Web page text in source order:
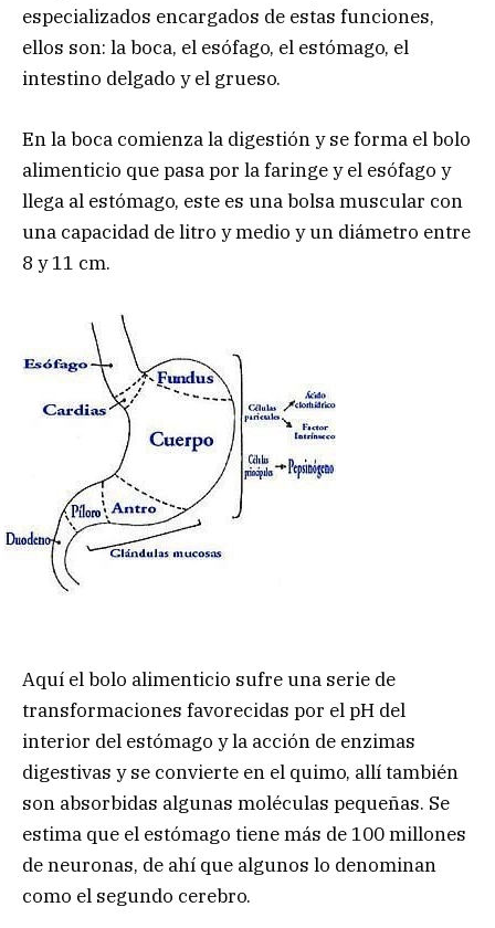
especializados encargados de estas funciones,
ellos son: la boca, el esófago, el estómago, el
intestino delgado y el grueso.
En la boca comienza la digestión y se forma el bolo
alimenticio que pasa por la faringe y el esófago y
llega al estómago, este es una bolsa muscular con
una capacidad de litro y medio y un diámetro entre
8 y 11 cm.
Aquí el bolo alimenticio sufre una serie de
transformaciones favorecidas por el pH del
interior del estómago y la acción de enzimas
digestivas y se convierte en el quimo, allí también
son absorbidas algunas moléculas pequeñas. Se
estima que el estómago tiene más de 100 millones
de neuronas, de ahí que algunos lo denominan
como el segundo cerebro.